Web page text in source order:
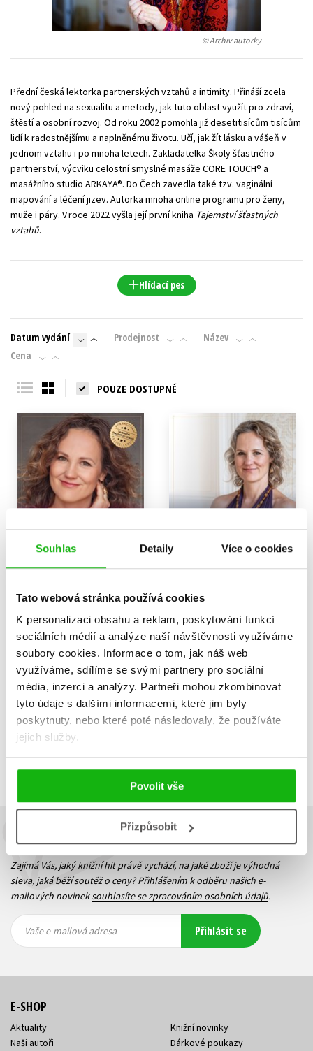
Souhlas Detaily Více o cookies
Tato webová stránka používá cookies
K personalizaci obsahu a reklam, poskytování funkcí
sociálních médií a analýze naší návštěvnosti využíváme
soubory cookies. Informace o tom, jak náš web
využíváme, sdílíme se svými partnery pro sociální
média, inzerci a analýzy. Partneři mohou zkombinovat
tyto údaje s dalšími informacemi, které jim byly
poskytnuty, nebo které poté následovaly, že používáte
jejich služby.
Povolit vše
Přizpůsobit
Young adult (SK)
Zahraniční literatura Zdraví a životní styl
© Archiv autorky
Přední česká lektorka partnerských vztahů a intimity. Přináší zcela
nový pohled na sexualitu a metody, jak tuto oblast využít pro zdraví,
štěstí a osobní rozvoj. Od roku 2002 pomohla již desetitisícům tisícům
lidí k radostnějšímu a naplněnému životu. Učí, jak žít lásku a vášeň v
jednom vztahu i po mnoha letech. Zakladatelka Školy šťastného
partnerství, výcviku celostní smyslné masáže CORE TOUCH® a
masážního studio ARKAYA®. Do Čech zavedla také tzv. vaginální
mapování a léčení jizev. Autorka mnoha online programu pro ženy,
muže i páry. V roce 2022 vyšla její první kniha Tajemství šťastných
vztahů.
Hlídací pes
Datum vydání Prodejnost
Název
Cena
POUZE DOSTUPNÉ
Tajemství lásky k sobě
Denisa Říha Palečková
319 Kč399 Kč
Do košíku
Tajemství šťastných vztahů
Denisa Říha Palečková
319 Kč 399 Kč
Do košíku
Zobrazuji 1 až 2 z celkem 2 záznamů
Předchozí 1 Další
Budete to vědět jako první!
Zajímá Vás, jaký knižní hit právě vychází, na jaké zboží je výhodná
sleva, jaká běží soutěž o ceny? Přihlášením k odběru našich e-
mailových novineksouhlasíte se zpracováním osobních údajů.
mailová
mailová
Vaše e-mailová adresa Přihlásit se
E-SHOP
Aktuality
Naši autoři
Knižní novinky
Dárkové poukazy